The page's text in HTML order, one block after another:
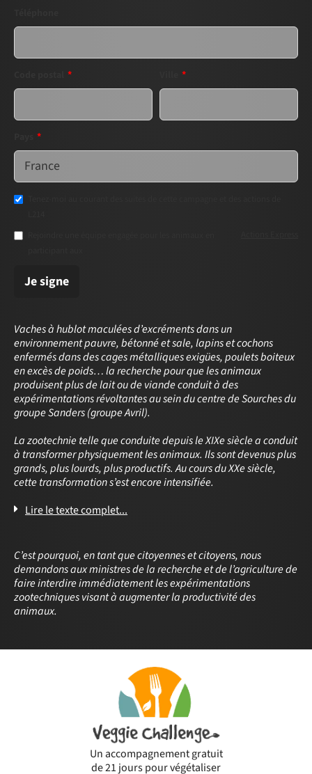
* *
*
Je signe
Vaches à hublot maculées d’excréments dans un
environnement pauvre, bétonné et sale, lapins et cochons
enfermés dans des cages métalliques exigües, poulets boiteux
en excès de poids… la recherche pour que les animaux
produisent plus de lait ou de viande conduit à des
expérimentations révoltantes au sein du centre de Sourches du
groupe Sanders (groupe Avril).
La zootechnie telle que conduite depuis le XIXe siècle a conduit
à transformer physiquement les animaux. Ils sont devenus plus
grands, plus lourds, plus productifs. Au cours du XXe siècle,
cette transformation s’est encore intensifiée.
Lire le texte complet...
C’est pourquoi, en tant que citoyennes et citoyens, nous
demandons aux ministres de la recherche et de l’agriculture de
faire interdire immédiatement les expérimentations
zootechniques visant à augmenter la productivité des
animaux.
Un accompagnement gratuit
de 21 jours pour végétaliser